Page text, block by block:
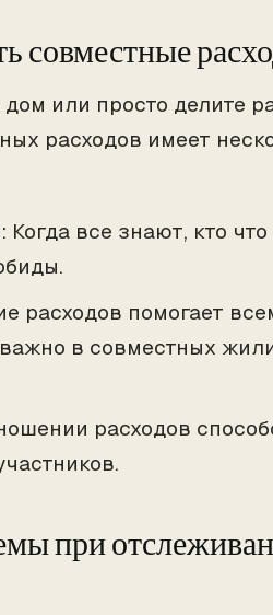
совместные
или просто делите
расходов имеет
: Когда все знают, кто
расходов помогает
в совместных
расходов
при